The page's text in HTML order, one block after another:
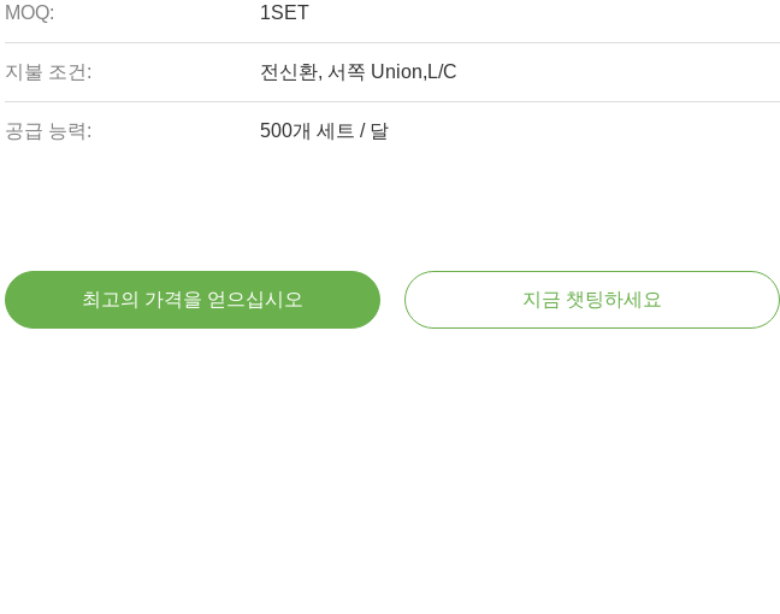
MOQ: 1SET
지불 조건: 전신환, 서쪽 Union,L/C
공급 능력: 500개 세트 / 달
최고의 가격을 얻으십시오 지금 챗팅하세요